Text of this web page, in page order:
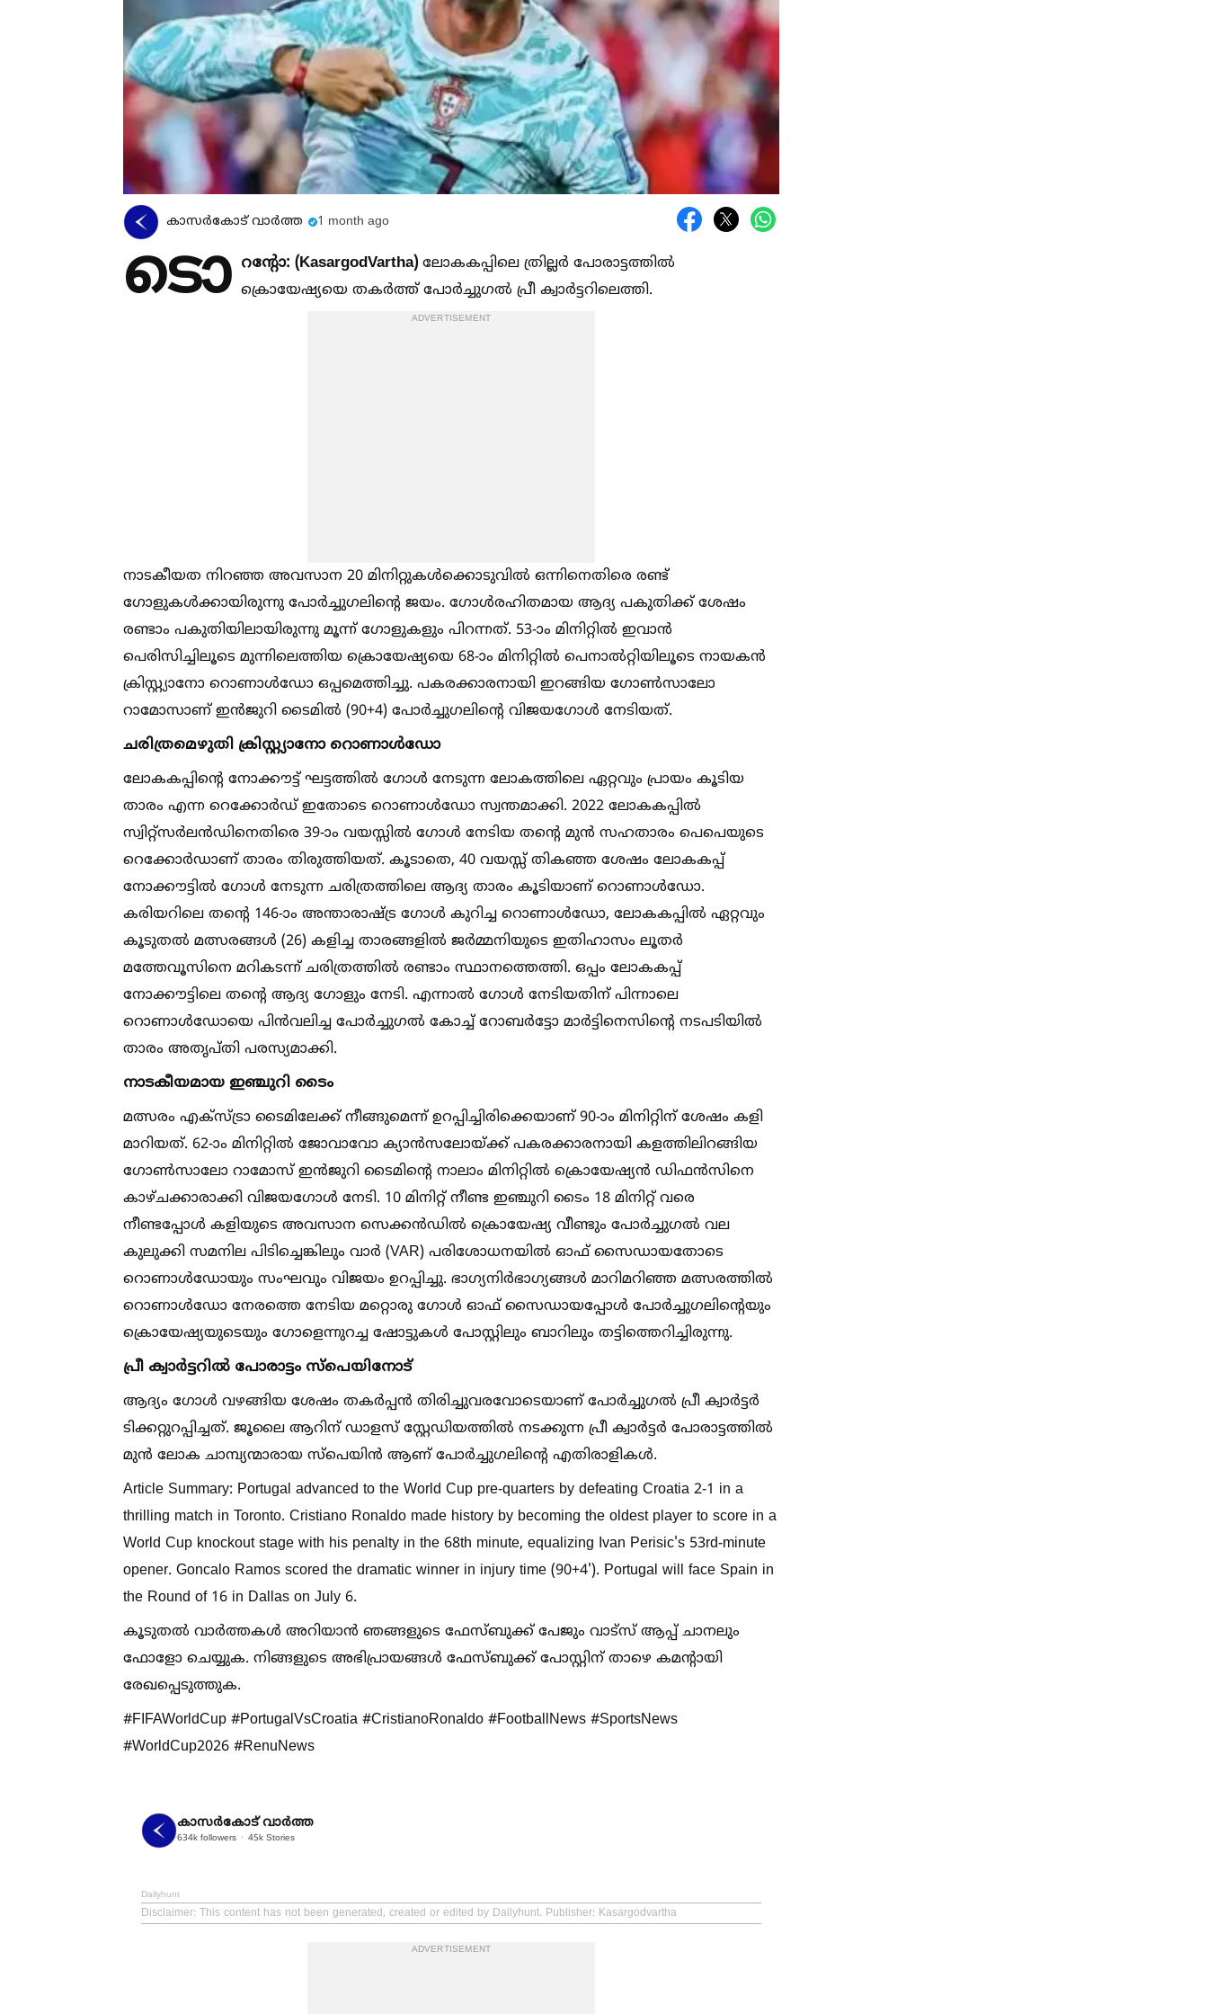
കാസര്‍കോട് വാര്‍ത്ത 1 month ago
ടൊ റൻ്റോ: (KasargodVartha) ലോകകപ്പിലെ ത്രില്ലർ പോരാട്ടത്തില്‍
ക്രൊയേഷ്യയെ തകർത്ത് പോർച്ചുഗല്‍ പ്രീ ക്വാർട്ടറിലെത്തി.
ADVERTISEMENT
നാടകീയത നിറഞ്ഞ അവസാന 20 മിനിറ്റുകള്‍ക്കൊടുവില്‍ ഒന്നിനെതിരെ രണ്ട്
ഗോളുകള്‍ക്കായിരുന്നു പോർച്ചുഗലിൻ്റെ ജയം. ഗോള്‍രഹിതമായ ആദ്യ പകുതിക്ക് ശേഷം
രണ്ടാം പകുതിയിലായിരുന്നു മൂന്ന് ഗോളുകളും പിറന്നത്. 53-ാം മിനിറ്റില്‍ ഇവാൻ
പെരിസിച്ചിലൂടെ മുന്നിലെത്തിയ ക്രൊയേഷ്യയെ 68-ാം മിനിറ്റില്‍ പെനാല്‍റ്റിയിലൂടെ നായകൻ
ക്രിസ്റ്റ്യാനോ റൊണാള്‍ഡോ ഒപ്പമെത്തിച്ചു. പകരക്കാരനായി ഇറങ്ങിയ ഗോണ്‍സാലോ
റാമോസാണ് ഇൻജുറി ടൈമില്‍ (90+4) പോർച്ചുഗലിൻ്റെ വിജയഗോള്‍ നേടിയത്.
ചരിത്രമെഴുതി ക്രിസ്റ്റ്യാനോ റൊണാള്‍ഡോ
ലോകകപ്പിൻ്റെ നോക്കൗട്ട് ഘട്ടത്തില്‍ ഗോള്‍ നേടുന്ന ലോകത്തിലെ ഏറ്റവും പ്രായം കൂടിയ
താരം എന്ന റെക്കോർഡ് ഇതോടെ റൊണാള്‍ഡോ സ്വന്തമാക്കി. 2022 ലോകകപ്പില്‍
സ്വിറ്റ്സർലൻഡിനെതിരെ 39-ാം വയസ്സില്‍ ഗോള്‍ നേടിയ തൻ്റെ മുൻ സഹതാരം പെപെയുടെ
റെക്കോർഡാണ് താരം തിരുത്തിയത്. കൂടാതെ, 40 വയസ്സ് തികഞ്ഞ ശേഷം ലോകകപ്പ്
നോക്കൗട്ടില്‍ ഗോള്‍ നേടുന്ന ചരിത്രത്തിലെ ആദ്യ താരം കൂടിയാണ് റൊണാള്‍ഡോ.
കരിയറിലെ തൻ്റെ 146-ാം അന്താരാഷ്ട്ര ഗോള്‍ കുറിച്ച റൊണാള്‍ഡോ, ലോകകപ്പില്‍ ഏറ്റവും
കൂടുതല്‍ മത്സരങ്ങള്‍ (26) കളിച്ച താരങ്ങളില്‍ ജർമ്മനിയുടെ ഇതിഹാസം ലൂതർ
മത്തേവൂസിനെ മറികടന്ന് ചരിത്രത്തില്‍ രണ്ടാം സ്ഥാനത്തെത്തി. ഒപ്പം ലോകകപ്പ്
നോക്കൗട്ടിലെ തൻ്റെ ആദ്യ ഗോളും നേടി. എന്നാല്‍ ഗോള്‍ നേടിയതിന് പിന്നാലെ
റൊണാള്‍ഡോയെ പിൻവലിച്ച പോർച്ചുഗല്‍ കോച്ച്‌ റോബർട്ടോ മാർട്ടിനെസിൻ്റെ നടപടിയില്‍
താരം അതൃപ്തി പരസ്യമാക്കി.
നാടകീയമായ ഇഞ്ചുറി ടൈം
മത്സരം എക്സ്ട്രാ ടൈമിലേക്ക് നീങ്ങുമെന്ന് ഉറപ്പിച്ചിരിക്കെയാണ് 90-ാം മിനിറ്റിന് ശേഷം കളി
മാറിയത്. 62-ാം മിനിറ്റില്‍ ജോവാവോ ക്യാൻസലോയ്ക്ക് പകരക്കാരനായി കളത്തിലിറങ്ങിയ
ഗോണ്‍സാലോ റാമോസ് ഇൻജുറി ടൈമിൻ്റെ നാലാം മിനിറ്റില്‍ ക്രൊയേഷ്യൻ ഡിഫൻസിനെ
കാഴ്ചക്കാരാക്കി വിജയഗോള്‍ നേടി. 10 മിനിറ്റ് നീണ്ട ഇഞ്ചുറി ടൈം 18 മിനിറ്റ് വരെ
നീണ്ടപ്പോള്‍ കളിയുടെ അവസാന സെക്കൻഡില്‍ ക്രൊയേഷ്യ വീണ്ടും പോർച്ചുഗല്‍ വല
കുലുക്കി സമനില പിടിച്ചെങ്കിലും വാർ (VAR) പരിശോധനയില്‍ ഓഫ് സൈഡായതോടെ
റൊണാള്‍ഡോയും സംഘവും വിജയം ഉറപ്പിച്ചു. ഭാഗ്യനിർഭാഗ്യങ്ങള്‍ മാറിമറിഞ്ഞ മത്സരത്തില്‍
റൊണാള്‍ഡോ നേരത്തെ നേടിയ മറ്റൊരു ഗോള്‍ ഓഫ് സൈഡായപ്പോള്‍ പോർച്ചുഗലിൻ്റെയും
ക്രൊയേഷ്യയുടെയും ഗോളെന്നുറച്ച ഷോട്ടുകള്‍ പോസ്റ്റിലും ബാറിലും തട്ടിത്തെറിച്ചിരുന്നു.
പ്രീ ക്വാർട്ടറില്‍ പോരാട്ടം സ്പെയിനോട്
ആദ്യം ഗോള്‍ വഴങ്ങിയ ശേഷം തകർപ്പൻ തിരിച്ചുവരവോടെയാണ് പോർച്ചുഗല്‍ പ്രീ ക്വാർട്ടർ
ടിക്കറ്റുറപ്പിച്ചത്. ജൂലൈ ആറിന് ഡാളസ് സ്റ്റേഡിയത്തില്‍ നടക്കുന്ന പ്രീ ക്വാർട്ടർ പോരാട്ടത്തില്‍
മുൻ ലോക ചാമ്പ്യന്മാരായ സ്പെയിൻ ആണ് പോർച്ചുഗലിൻ്റെ എതിരാളികള്‍.
Article Summary: Portugal advanced to the World Cup pre-quarters by defeating Croatia 2-1 in a
thrilling match in Toronto. Cristiano Ronaldo made history by becoming the oldest player to score in a
World Cup knockout stage with his penalty in the 68th minute, equalizing Ivan Perisic's 53rd-minute
opener. Goncalo Ramos scored the dramatic winner in injury time (90+4'). Portugal will face Spain in
the Round of 16 in Dallas on July 6.
കൂടുതല്‍ വാർത്തകള്‍ അറിയാന്‍ ഞങ്ങളുടെ ഫേസ്ബുക്ക് പേജും വാട്സ് ആപ്പ് ചാനലും
ഫോളോ ചെയ്യുക. നിങ്ങളുടെ അഭിപ്രായങ്ങള്‍ ഫേസ്ബുക്ക് പോസ്റ്റിന് താഴെ കമൻ്റായി
രേഖപ്പെടുത്തുക.
#FIFAWorldCup #PortugalVsCroatia #CristianoRonaldo #FootballNews #SportsNews
#WorldCup2026 #RenuNews
കാസര്‍കോട് വാര്‍ത്ത
634k followers 45k Stories
Dailyhunt
Disclaimer: This content has not been generated, created or edited by Dailyhunt. Publisher: Kasargodvartha
ADVERTISEMENT